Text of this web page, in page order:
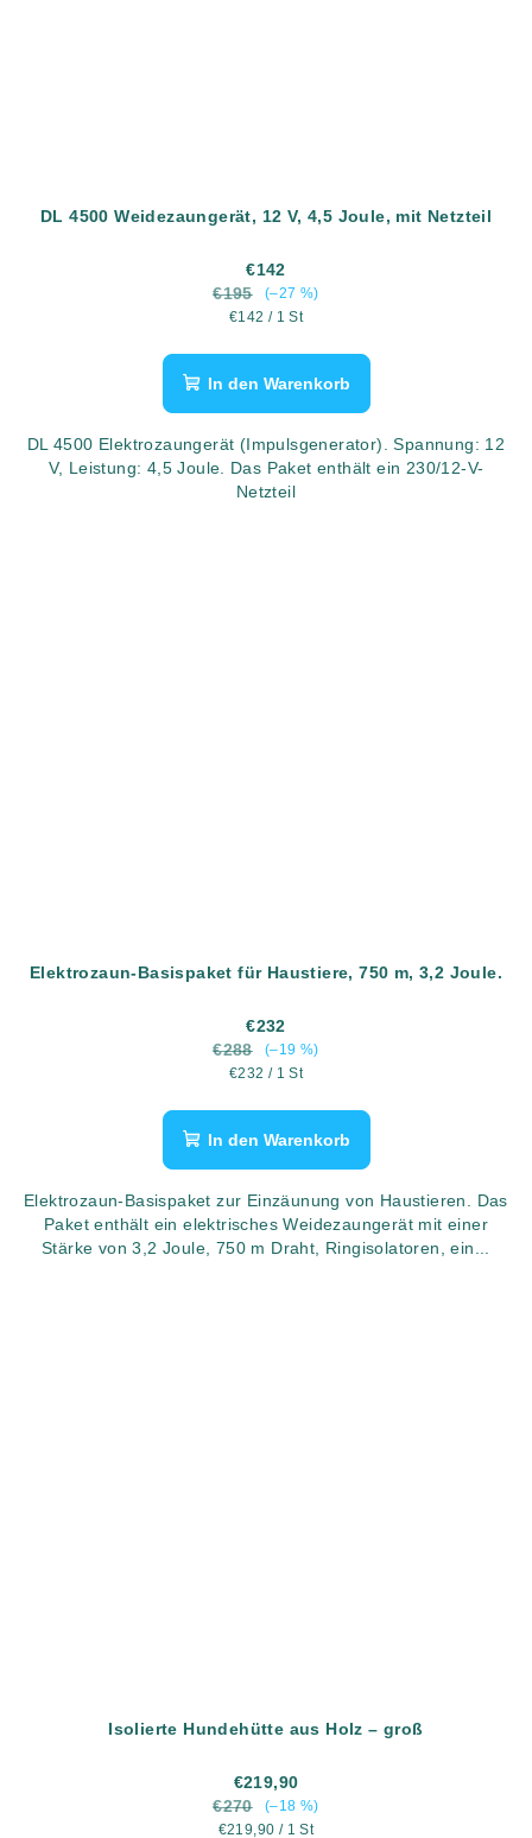
DL 4500 Weidezaungerät, 12 V, 4,5 Joule, mit Netzteil
€142
€195
(–27 %)
Verkaufspreis:
€142 / 1 St
In den Warenkorb
DL 4500 Elektrozaungerät (Impulsgenerator). Spannung: 12
V, Leistung: 4,5 Joule. Das Paket enthält ein 230/12-V-
Netzteil
Elektrozaun-Basispaket für Haustiere, 750 m, 3,2 Joule.
€232
€288
(–19 %)
Verkaufspreis:
€232 / 1 St
In den Warenkorb
Elektrozaun-Basispaket zur Einzäunung von Haustieren. Das
Paket enthält ein elektrisches Weidezaungerät mit einer
Stärke von 3,2 Joule, 750 m Draht, Ringisolatoren, ein...
Isolierte Hundehütte aus Holz – groß
€219,90
€270
(–18 %)
Verkaufspreis:
€219,90 / 1 St